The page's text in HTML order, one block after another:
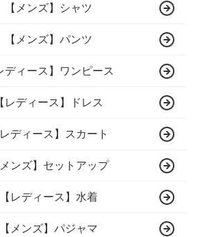
【メンズ】シャツ
【メンズ】パンツ
ディース】ワンピース
【レディース】ドレス
レディース】スカート
メンズ】セットアップ
【レディース】水着
【メンズ】パジャマ